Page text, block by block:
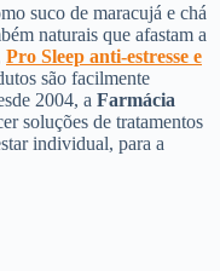
suco de maracujá e chá
naturais que afastam a
Pro Sleep anti-estresse e
são facilmente
2004, a Farmácia
soluções de tratamentos
individual, para a